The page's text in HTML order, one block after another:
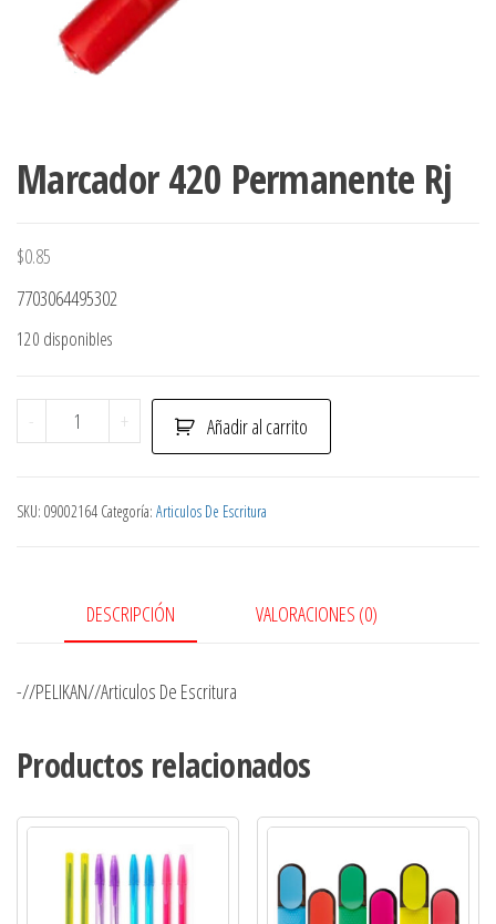
Marcador 420 Permanente Rj
$0.85
7703064495302
120 disponibles
-
Marcador
420
Rj
+ Añadir al carrito
SKU: 09002164 Categoría: Articulos De Escritura
DESCRIPCIÓN VALORACIONES (0)
-//PELIKAN//Articulos De Escritura
Productos relacionados